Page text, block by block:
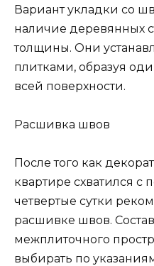
Вариант укладки со
наличие деревянных
толщины. Они
плитками, образуя
всей поверхности.
Расшивка швов
После того как
квартире схватился с
четвертые сутки
расшивке швов.
межплиточного
выбирать по